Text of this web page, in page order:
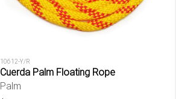
10612-Y/R
Cuerda Palm Floating Rope
Palm